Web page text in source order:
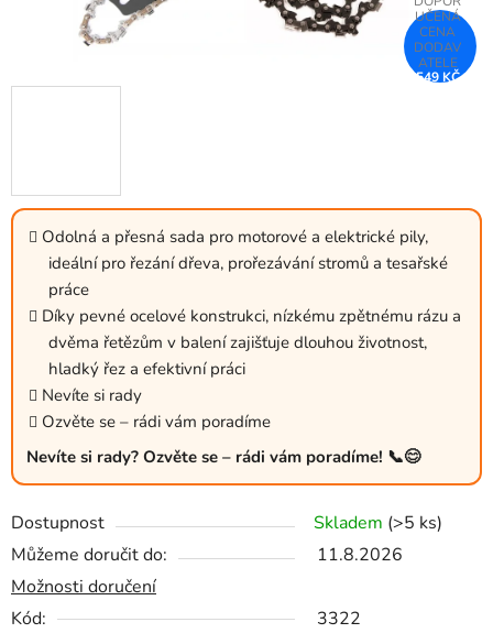
Odolná a přesná sada pro motorové a elektrické pily,
ideální pro řezání dřeva, prořezávání stromů a tesařské
práce
Díky pevné ocelové konstrukci, nízkému zpětnému rázu a
dvěma řetězům v balení zajišťuje dlouhou životnost,
hladký řez a efektivní práci
Nevíte si rady
Ozvěte se – rádi vám poradíme
Nevíte si rady? Ozvěte se – rádi vám poradíme! 📞😊
Dostupnost Skladem (>5 ks)
Můžeme doručit do:
11.8.2026
Možnosti doručení
Kód:
3322
549 KČ